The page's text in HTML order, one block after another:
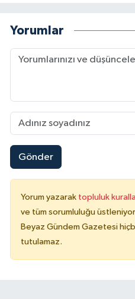
Yorumlar
Gönder
Yorum yazarak topluluk
ve tüm sorumluluğu
Beyaz Gündem Gazetesi
tutulamaz.